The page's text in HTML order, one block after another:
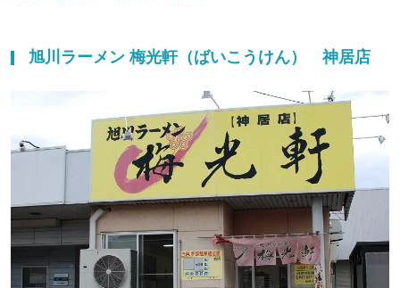
旭川ラーメン 梅光軒（ばいこうけん） 神居店